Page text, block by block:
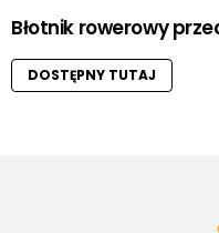
Błotnik rowerowy
DOSTĘPNY TUTAJ